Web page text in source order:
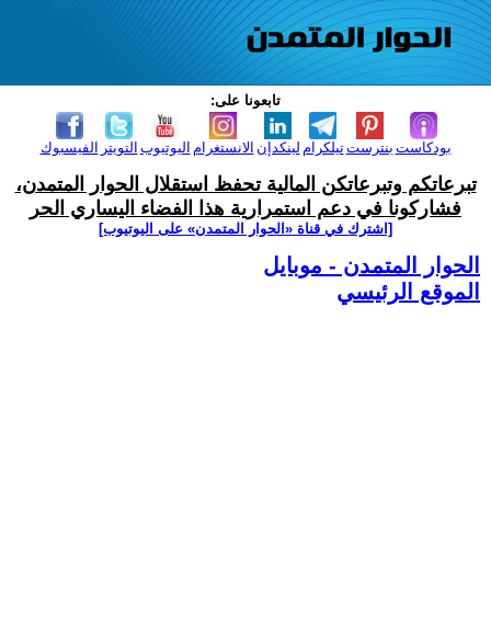
تابعونا على:
الفيسبوك التويتر اليوتيوب الانستغرام لينكدإن تيلكرامبنترست بودكاست
تبرعاتكم وتبرعاتكن المالية تحفظ استقلال الحوار المتمدن،
فشاركونا في دعم استمرارية هذا الفضاء اليساري الحر
[اشترك في قناة ‫«الحوار المتمدن» على اليوتيوب]
الحوار المتمدن - موبايل
الموقع الرئيسي